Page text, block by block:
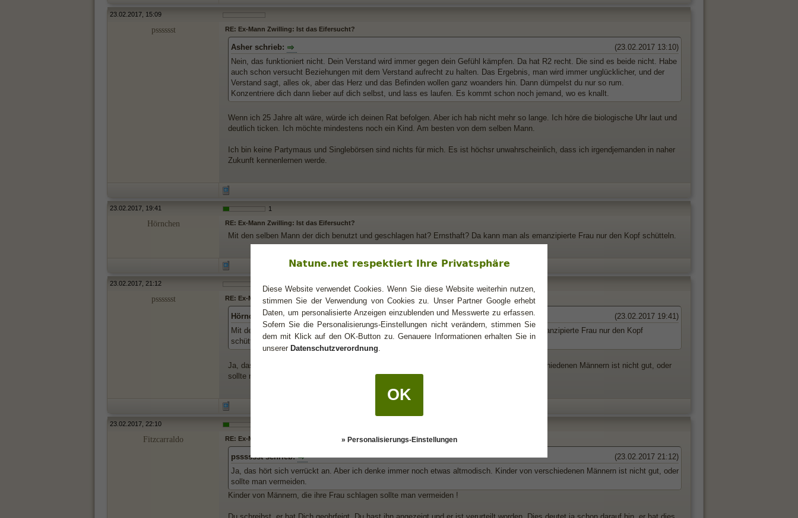
23.02.2017, 15:09
psssssst RE: Ex-Mann Zwilling: Ist das Eifersucht?
(23.02.2017 13:10)
Asher schrieb:
Nein, das funktioniert nicht. Dein Verstand wird immer gegen dein Gefühl kämpfen. Da hat R2 recht. Die sind es beide nicht. Habe
auch schon versucht Beziehungen mit dem Verstand aufrecht zu halten. Das Ergebnis, man wird immer unglücklicher, und der
Verstand sagt, alles ok, aber das Herz und das Befinden wollen ganz woanders hin. Dann dümpelst du nur so rum.
Konzentriere dich dann lieber auf dich selbst, und lass es laufen. Es kommt schon noch jemand, wo es knallt.
Wenn ich 25 Jahre alt wäre, würde ich deinen Rat befolgen. Aber ich hab nicht mehr so lange. Ich höre die biologische Uhr laut und
deutlich ticken. Ich möchte mindestens noch ein Kind. Am besten von dem selben Mann.
Ich bin keine Partymaus und Singlebörsen sind nichts für mich. Es ist höchsr unwahrscheinlich, dass ich irgendjemanden in naher
Zukunft kennenlernen werde.
23.02.2017, 19:41 1
Hörnchen RE: Ex-Mann Zwilling: Ist das Eifersucht?
Mit den selben Mann der dich benutzt und geschlagen hat? Ernsthaft? Da kann man als emanzipierte Frau nur den Kopf schütteln.
23.02.2017, 21:12
psssssst RE: Ex-Mann Zwilling: Ist das Eifersucht?
(23.02.2017 19:41)
Hörnchen schrieb:
Mit den selben Mann der dich benutzt und geschlagen hat? Ernsthaft? Da kann man als emanzipierte Frau nur den Kopf
schütteln.
Ja, das hört sich verrückt an. Aber ich denke immer noch etwas altmodisch. Kindr von verschiedenen Männern ist nicht gut, oder
sollte man vermeiden.
23.02.2017, 22:10
Fitzcarraldo RE: Ex-Mann Zwilling: Ist das Eifersucht?
(23.02.2017 21:12)
psssssst schrieb:
Ja, das hört sich verrückt an. Aber ich denke immer noch etwas altmodisch. Kinder von verschiedenen Männern ist nicht gut, oder
sollte man vermeiden.
Kinder von Männern, die ihre Frau schlagen sollte man vermeiden !
Natune.net respektiert Ihre Privatsphäre
Diese Website verwendet Cookies. Wenn Sie diese Website weiterhin nutzen,
stimmen Sie der Verwendung von Cookies zu. Unser Partner Google erhebt
Daten, um personalisierte Anzeigen einzublenden und Messwerte zu erfassen.
Sofern Sie die Personalisierungs-Einstellungen nicht verändern, stimmen Sie
dem mit Klick auf den OK-Button zu. Genauere Informationen erhalten Sie in
unserer Datenschutzverordnung
OK
» Personalisierungs-Einstellungen